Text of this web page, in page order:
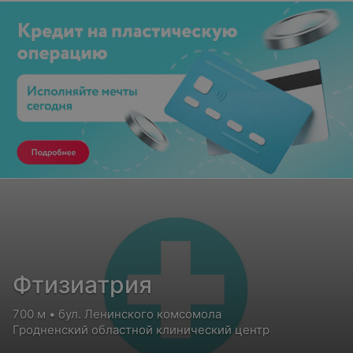
Фтизиатрия
700 м • бул. Ленинского комсомола
Гродненский областной клинический центр